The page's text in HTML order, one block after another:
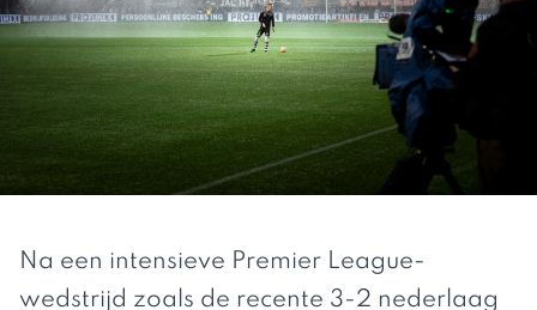
Na een intensieve Premier League-
wedstrijd zoals de recente 3-2 nederlaag